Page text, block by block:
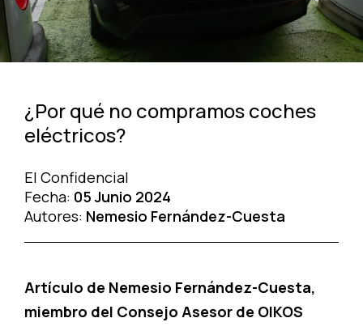
¿Por qué no compramos coches
eléctricos?
El Confidencial
Fecha: 05 Junio 2024
Autores: Nemesio Fernández-Cuesta
Artículo de Nemesio Fernández-Cuesta,
miembro del Consejo Asesor de OIKOS